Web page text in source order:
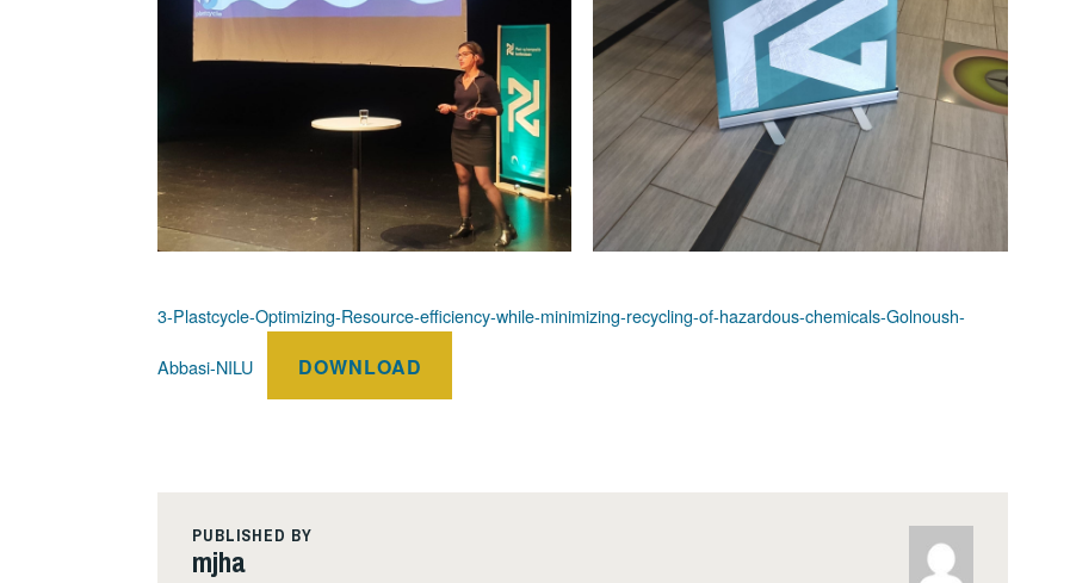
3-Plastcycle-Optimizing-Resource-efficiency-while-minimizing-recycling-of-hazardous-chemicals-Golnoush-
Abbasi-NILU DOWNLOAD
PUBLISHED BY
mjha